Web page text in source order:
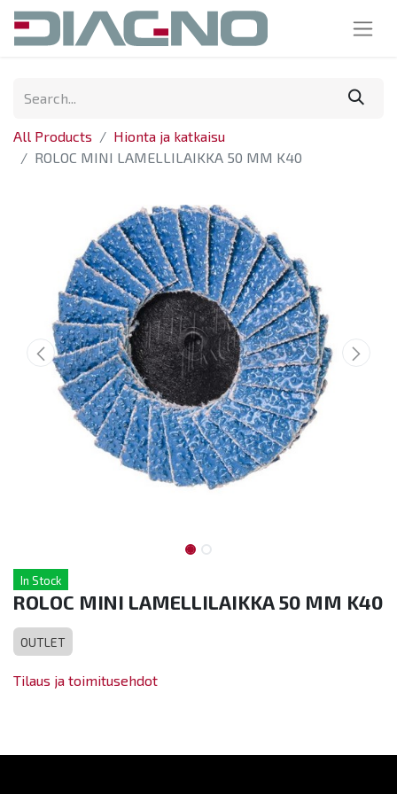
All Products
Hionta ja katkaisu
ROLOC MINI LAMELLILAIKKA 50 MM K40
In Stock
ROLOC MINI LAMELLILAIKKA 50 MM K40
OUTLET
Tilaus ja toimitusehdot